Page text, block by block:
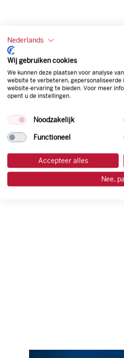
Nederlands
Wij gebruiken cookies
We kunnen deze plaatsen voor analyse
website te verbeteren, gepersonaliseerde
website-ervaring te bieden. Voor meer
opent u de instellingen.
Noodzakelijk
Functioneel
Accepteer alles
Nee,